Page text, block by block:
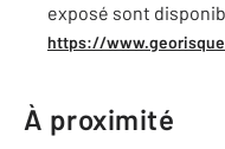
exposé sont
https://
À proximité